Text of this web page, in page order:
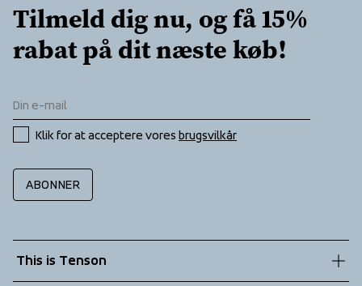
Tilmeld dig nu, og få 15%
rabat på dit næste køb!
Klik for at acceptere vores brugsvilkår
ABONNER
This is Tenson